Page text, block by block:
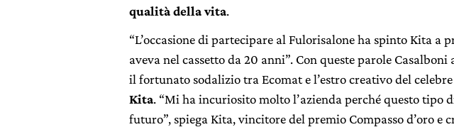
qualità della vita.
“L’occasione di partecipare al Fulorisalone ha spinto Kita a
aveva nel cassetto da 20 anni”. Con queste parole Casalboni
il fortunato sodalizio tra Ecomat e l’estro creativo del
Kita. “Mi ha incuriosito molto l’azienda perché questo tipo
futuro”, spiega Kita, vincitore del premio Compasso d’oro e